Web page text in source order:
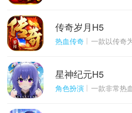
千百度h5
游戏
传奇岁月H5
热血传奇 一款以传奇为背景多
千百度h5
游戏
星神纪元H5
角色扮演 一款非常热血